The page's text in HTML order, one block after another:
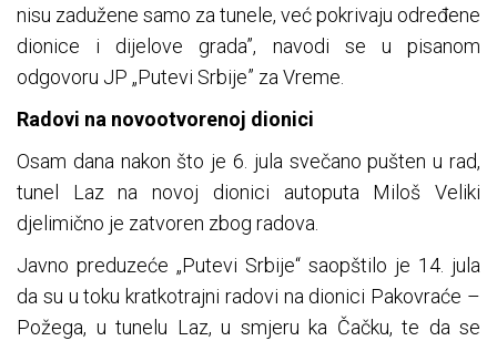
nisu zadužene samo za tunele, već pokrivaju određene
dionice i dijelove grada”, navodi se u pisanom
odgovoru JP „Putevi Srbije” za Vreme.
Radovi na novootvorenoj dionici
Osam dana nakon što je 6. jula svečano pušten u rad,
tunel Laz na novoj dionici autoputa Miloš Veliki
djelimično je zatvoren zbog radova.
Javno preduzeće „Putevi Srbije“ saopštilo je 14. jula
da su u toku kratkotrajni radovi na dionici Pakovraće –
Požega, u tunelu Laz, u smjeru ka Čačku, te da se